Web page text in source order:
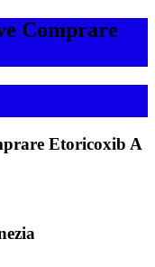
Comprare
Etoricoxib A